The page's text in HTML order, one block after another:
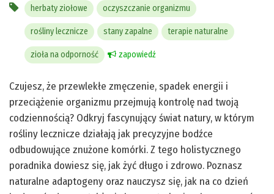
herbaty ziołowe oczyszczanie organizmu
rośliny lecznicze stany zapalne terapie naturalne
zioła na odporność zapowiedź
Czujesz, że przewlekłe zmęczenie, spadek energii i
przeciążenie organizmu przejmują kontrolę nad twoją
codziennością? Odkryj fascynujący świat natury, w którym
rośliny lecznicze działają jak precyzyjne bodźce
odbudowujące znużone komórki. Z tego holistycznego
poradnika dowiesz się, jak żyć długo i zdrowo. Poznasz
naturalne adaptogeny oraz nauczysz się, jak na co dzień